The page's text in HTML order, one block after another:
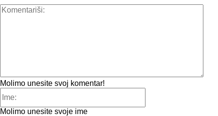
Molimo unesite svoj komentar!
Molimo unesite svoje ime